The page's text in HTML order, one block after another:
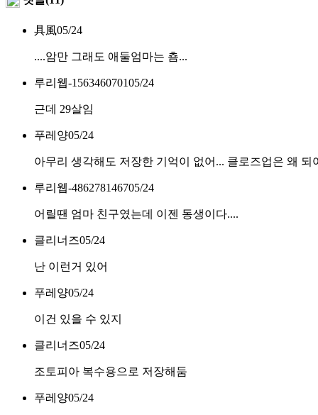
具風05/24
....암만 그래도 애둘엄마는 춈...
루리웹-156346070105/24
근데 29살임
푸레양05/24
아무리 생각해도 저장한 기억이 없어... 클로즈업은 왜 되
루리웹-486278146705/24
어릴땐 엄마 친구였는데 이젠 동생이다....
클리너즈05/24
난 이런거 있어
푸레양05/24
이건 있을 수 있지
클리너즈05/24
조토피아 복수용으로 저장해둠
푸레양05/24